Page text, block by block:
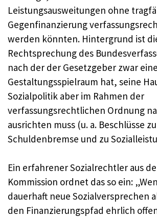
Leistungsausweitungen ohne
Gegenfinanzierung
werden könnten. Hintergrund ist
Rechtsprechung des
nach der der Gesetzgeber zwar
Gestaltungsspielraum hat, seine
Sozialpolitik aber im Rahmen der
verfassungsrechtlichen Ordnung
ausrichten muss (u. a. Beschlüsse
Schuldenbremse und zu
Ein erfahrener Sozialrechtler aus
Kommission ordnet das so ein:
dauerhaft neue Sozialversprechen
den Finanzierungspfad ehrlich